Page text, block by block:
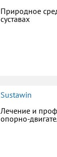
Природное
суставах
Sustawin
Лечение и
опорно-